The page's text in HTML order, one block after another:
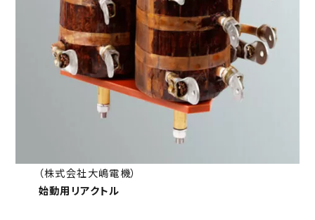
（株式会社大嶋電機）
始動用リアクトル